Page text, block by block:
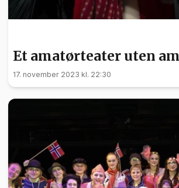
Et amatørteater uten
17. november 2023 kl. 22:30